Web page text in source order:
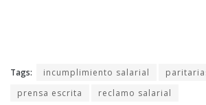
Tags: incumplimiento salarial
prensa escrita
reclamo salarial